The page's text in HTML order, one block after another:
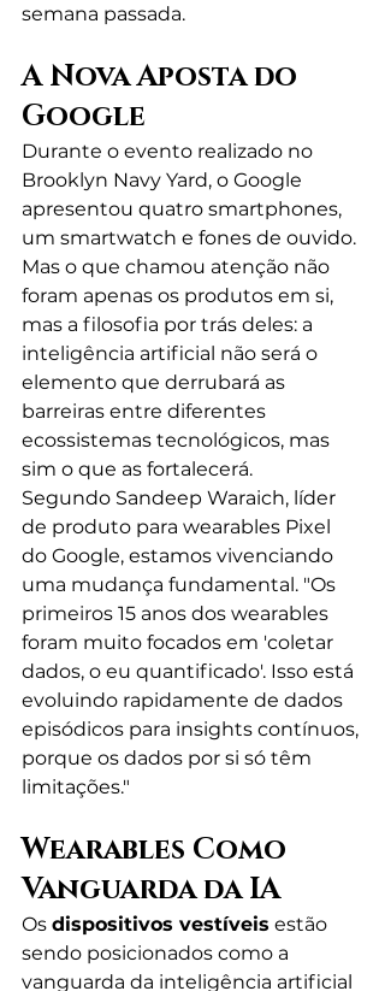
semana passada.
A Nova Aposta do
Google
Durante o evento realizado no
Brooklyn Navy Yard, o Google
apresentou quatro smartphones,
um smartwatch e fones de ouvido.
Mas o que chamou atenção não
foram apenas os produtos em si,
mas a filosofia por trás deles: a
inteligência artificial não será o
elemento que derrubará as
barreiras entre diferentes
ecossistemas tecnológicos, mas
sim o que as fortalecerá.
Segundo Sandeep Waraich, líder
de produto para wearables Pixel
do Google, estamos vivenciando
uma mudança fundamental. "Os
primeiros 15 anos dos wearables
foram muito focados em 'coletar
dados, o eu quantificado'. Isso está
evoluindo rapidamente de dados
episódicos para insights contínuos,
porque os dados por si só têm
limitações."
Wearables Como
Vanguarda da IA
Os dispositivos vestíveis estão
sendo posicionados como a
vanguarda da inteligência artificial